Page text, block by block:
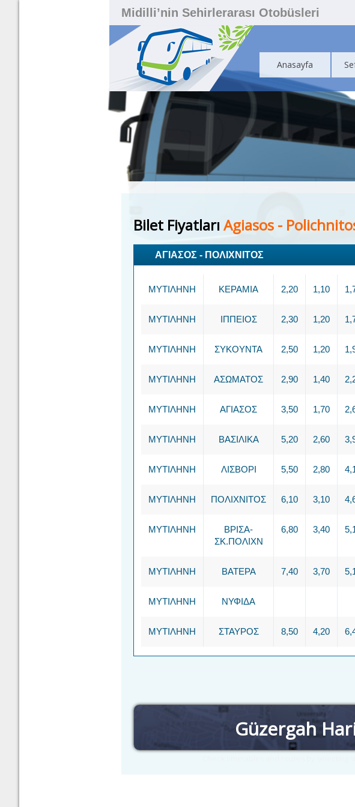
Midilli’nin Sehirlerarası Otobüsleri
Anasayfa
Bilet Fiyatları Agiasos -
ΑΓΙΑΣΟΣ - ΠΟΛΙΧΝΙΤΟΣ
ΜΥΤΙΛΗΝΗ ΚΕΡΑΜΙΑ 2,20 1,10
ΜΥΤΙΛΗΝΗ ΙΠΠΕΙΟΣ 2,30 1,20
ΜΥΤΙΛΗΝΗ ΣΥΚΟΥΝΤΑ 2,50 1,20
ΜΥΤΙΛΗΝΗ ΑΣΩΜΑΤΟΣ 2,90 1,40
ΜΥΤΙΛΗΝΗ ΑΓΙΑΣΟΣ 3,50 1,70
ΜΥΤΙΛΗΝΗ ΒΑΣΙΛΙΚΑ 5,20 2,60
ΜΥΤΙΛΗΝΗ ΛΙΣΒΟΡΙ 5,50 2,80
ΜΥΤΙΛΗΝΗ ΠΟΛΙΧΝΙΤΟΣ 6,10 3,10
ΜΥΤΙΛΗΝΗ
ΒΡΙΣΑ-
ΣΚ.ΠΟΛΙΧΝ
6,80 3,40
ΜΥΤΙΛΗΝΗ ΒΑΤΕΡΑ 7,40 3,70
ΜΥΤΙΛΗΝΗ ΝΥΦΙΔΑ
ΜΥΤΙΛΗΝΗ ΣΤΑΥΡΟΣ 8,50 4,20
Güzergah